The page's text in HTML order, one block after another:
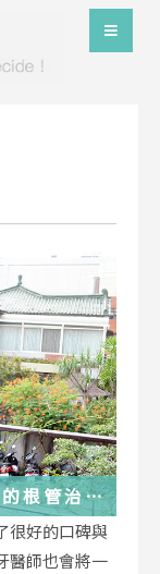
根管治療
很好的口碑與
醫師也會將一